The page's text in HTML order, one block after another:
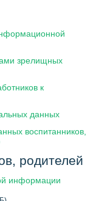
зрелищных
к
данных
воспитанников,
родителей
информации